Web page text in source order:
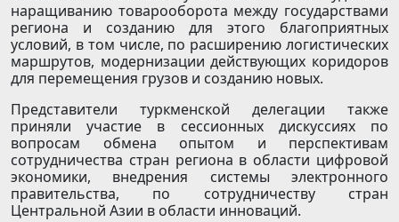
наращиванию товарооборота между государствами
региона и созданию для этого благоприятных
условий, в том числе, по расширению логистических
маршрутов, модернизации действующих коридоров
для перемещения грузов и созданию новых.
Представители туркменской делегации также
приняли участие в сессионных дискуссиях по
вопросам обмена опытом и перспективам
сотрудничества стран региона в области цифровой
экономики, внедрения системы электронного
правительства, по сотрудничеству стран
Центральной Азии в области инноваций.